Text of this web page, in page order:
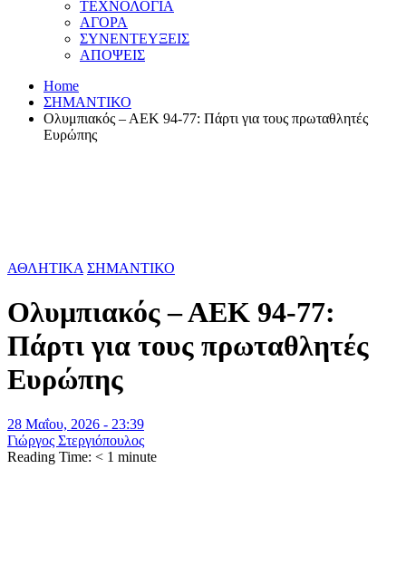
ΤΕΧΝΟΛΟΓΙΑ
ΑΓΟΡΑ
ΣΥΝΕΝΤΕΥΞΕΙΣ
ΑΠΟΨΕΙΣ
Home
ΣΗΜΑΝΤΙΚΟ
Ολυμπιακός – ΑΕΚ 94-77: Πάρτι για τους πρωταθλητές
Ευρώπης
ΑΘΛΗΤΙΚΑ ΣΗΜΑΝΤΙΚΟ
Ολυμπιακός – ΑΕΚ 94-77:
Πάρτι για τους πρωταθλητές
Ευρώπης
28 Μαΐου, 2026 - 23:39
Γιώργος Στεργιόπουλος
Reading Time: < 1 minute